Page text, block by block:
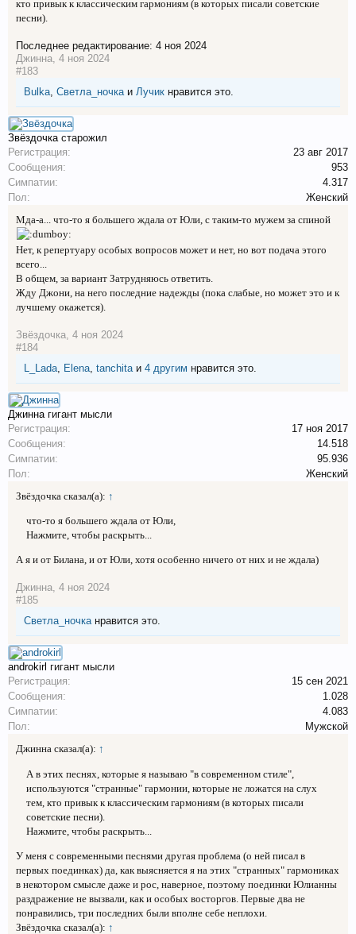
кто привык к классическим гармониям (в которых писали советские
песни).
Последнее редактирование: 4 ноя 2024
Джинна 4 ноя 2024
#183
Bulka Светла_ночка и Лучик нравится это.
Звёздочка старожил
Регистрация:
23 авг 2017
Сообщения:
953
Симпатии:
4.317
Пол:
Женский
Мда-а... что-то я большего ждала от Юли, с таким-то мужем за спиной
Нет, к репертуару особых вопросов может и нет, но вот подача этого
всего...
В общем, за вариант Затрудняюсь ответить.
Жду Джони, на него последние надежды (пока слабые, но может это и к
лучшему окажется).
Звёздочка 4 ноя 2024
#184
L_Lada Elena tanchita и 4 другим нравится это.
Джинна гигант мысли
Регистрация:
17 ноя 2017
Сообщения:
14.518
Симпатии:
95.936
Пол:
Женский
Звёздочка сказал(а): ↑
что-то я большего ждала от Юли,
Нажмите, чтобы раскрыть...
А я и от Билана, и от Юли, хотя особенно ничего от них и не ждала)
Джинна, 4 ноя 2024
#185
Светла_ночканравится это.
androkirl гигант мысли
Регистрация:
15 сен 2021
Сообщения:
1.028
Симпатии:
4.083
Пол:
Мужской
Джинна сказал(а): ↑
А в этих песнях, которые я называю "в современном стиле",
используются "странные" гармонии, которые не ложатся на слух
тем, кто привык к классическим гармониям (в которых писали
советские песни).
Нажмите, чтобы раскрыть...
У меня с современными песнями другая проблема (о ней писал в
первых поединках) да, как выясняется я на этих "странных" гармониках
в некотором смысле даже и рос, наверное, поэтому поединки Юлианны
раздражение не вызвали, как и особых восторгов. Первые два не
понравились, три последних были вполне себе неплохи.
Звёздочка сказал(а): ↑